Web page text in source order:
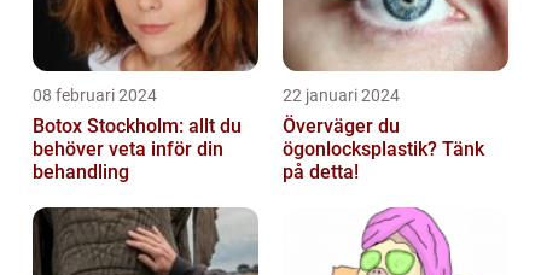
08 februari 2024
Botox Stockholm: allt du
behöver veta inför din
behandling
22 januari 2024
Överväger du
ögonlocksplastik? Tänk
på detta!